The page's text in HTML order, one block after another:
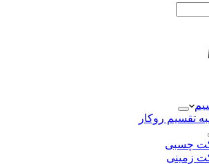
تقسیم روکار
چسبی
زمینی